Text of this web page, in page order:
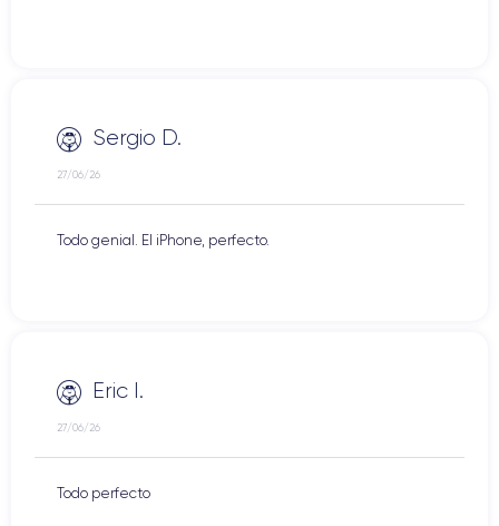
Sergio D.
27/06/26
Todo genial. El iPhone, perfecto.
Eric I.
27/06/26
Todo perfecto